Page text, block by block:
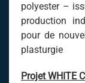
polyester –
production
pour de
plasturgie
Projet WHITE